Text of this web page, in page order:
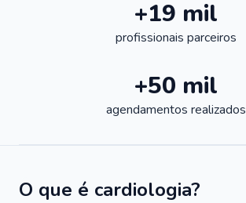
+19 mil
profissionais parceiros
+50 mil
agendamentos realizados
O que é cardiologia?